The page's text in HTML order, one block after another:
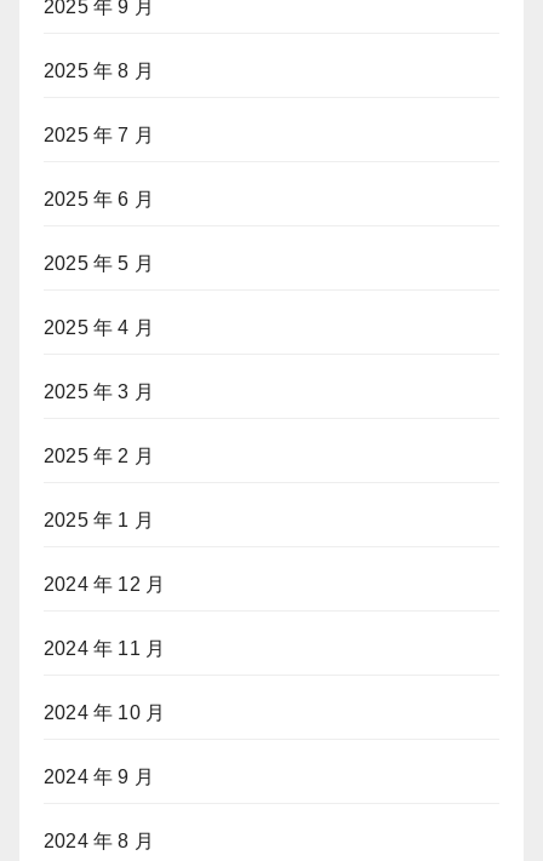
2025 年 9 月
2025 年 8 月
2025 年 7 月
2025 年 6 月
2025 年 5 月
2025 年 4 月
2025 年 3 月
2025 年 2 月
2025 年 1 月
2024 年 12 月
2024 年 11 月
2024 年 10 月
2024 年 9 月
2024 年 8 月